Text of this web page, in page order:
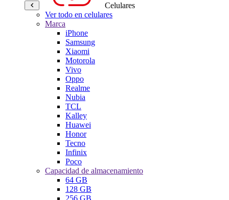
Celulares
Ver todo en celulares
Marca
iPhone
Samsung
Xiaomi
Motorola
Vivo
Oppo
Realme
Nubia
TCL
Kalley
Huawei
Honor
Tecno
Infinix
Poco
Capacidad de almacenamiento
64 GB
128 GB
256 GB